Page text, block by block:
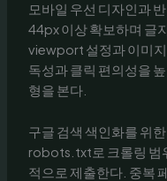
모바일 우선 디자인과
44px 이상 확보하며 글
viewport 설정과 이미
독성과 클릭 편의성을
형을 본다.
구글 검색 색인화를 위
robots.txt로 크롤링 범
적으로 제출한다. 중복